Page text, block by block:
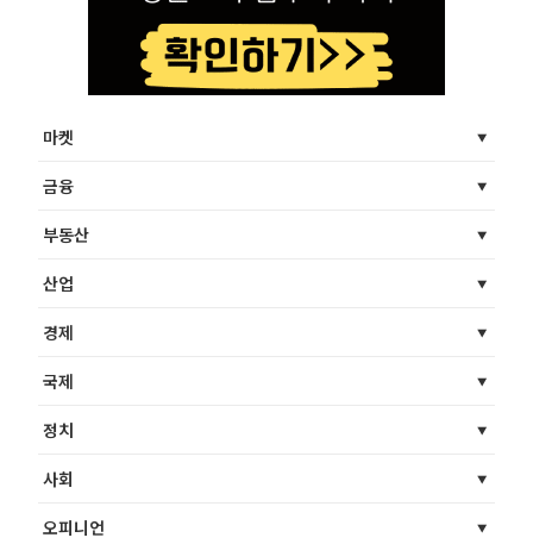
마켓
금융
부동산
산업
경제
국제
정치
사회
오피니언